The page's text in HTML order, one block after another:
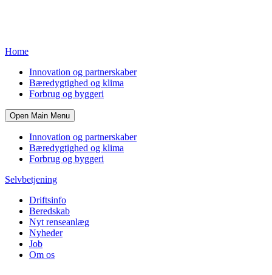
Home
Innovation og partnerskaber
Bæredygtighed og klima
Forbrug og byggeri
Open Main Menu
Innovation og partnerskaber
Bæredygtighed og klima
Forbrug og byggeri
Selvbetjening
Driftsinfo
Beredskab
Nyt renseanlæg
Nyheder
Job
Om os